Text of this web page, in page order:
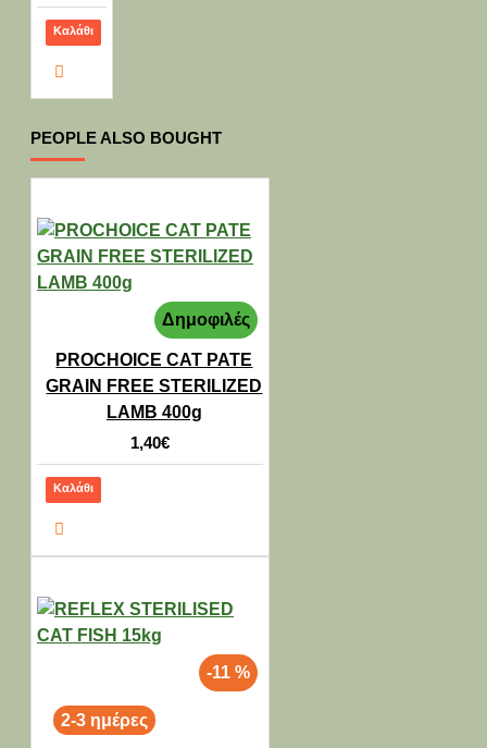
Καλάθι
PEOPLE ALSO BOUGHT
Δημοφιλές
PROCHOICE CAT PATE
GRAIN FREE STERILIZED
LAMB 400g
1,40€
Καλάθι
-11 %
2-3 ημέρες